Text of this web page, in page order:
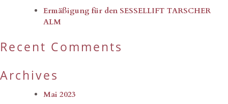
Ermäßigung für den SESSELLIFT TARSCHER
ALM
Recent Comments
Archives
Mai 2023